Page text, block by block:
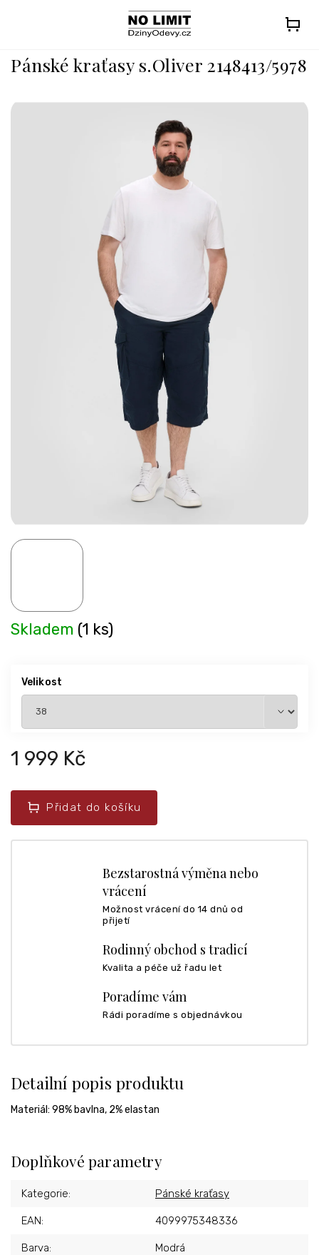
Pánské kraťasy s.Oliver 2148413/5978
1 999 Kč
Skladem (1 ks)
Velikost
Přidat do košíku
Bezstarostná výměna nebo
vrácení
Možnost vrácení do 14 dnů od
přijetí
Rodinný obchod s tradicí
Kvalita a péče už řadu let
Poradíme vám
Rádi poradíme s objednávkou
Detailní popis produktu
Materiál: 98% bavlna, 2% elastan
Doplňkové parametry
Kategorie: Pánské kraťasy
EAN: 4099975348336
Barva: Modrá